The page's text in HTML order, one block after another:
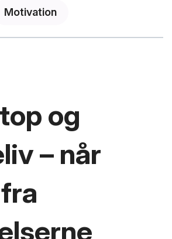
Motivation
og
– når